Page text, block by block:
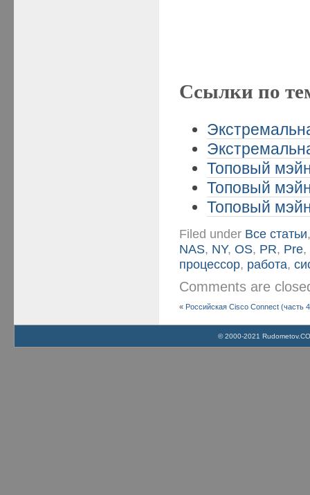
Ссылки по
Топовый
Топовый
Топовый
Filed under Все статьи
NAS, NY,OS, PR, Pre,
процессор, работа,
Comments are
« Российская Cisco Connect (часть
© 2000-2021